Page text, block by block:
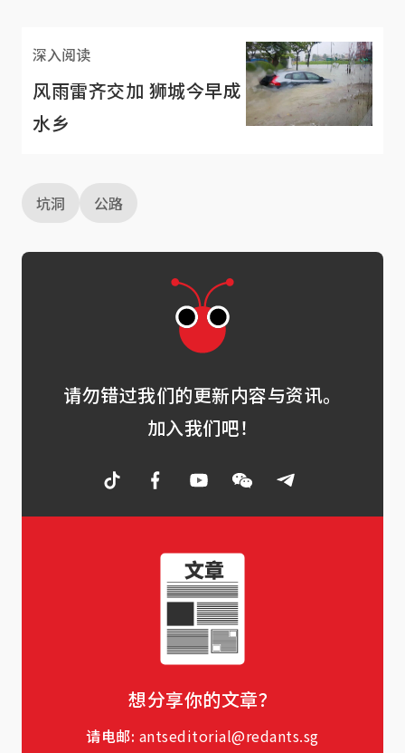
深入阅读
风雨雷齐交加 狮城今早成
水乡
坑洞 公路
请勿错过我们的更新内容与资讯。
加入我们吧！
想分享你的文章？
请电邮: antseditorial@redants.sg